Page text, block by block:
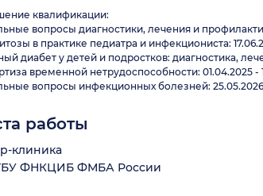
квалификации:
вопросы диагностики, лечения и
в практике педиатра и инфекциониста:
диабет у детей и подростков: диагностика,
временной нетрудоспособности: 01.04.2025 -
вопросы инфекционных болезней: 25.05.2026
работы
клиника
ФНКЦИБ ФМБА России